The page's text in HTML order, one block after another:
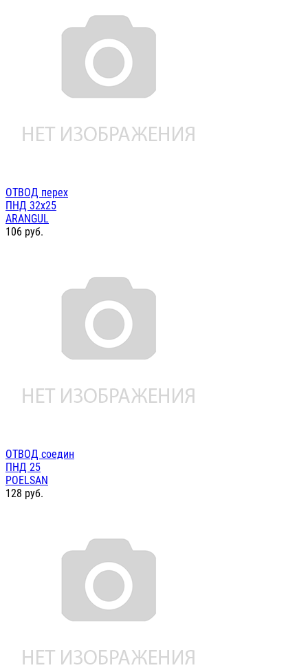
ОТВОД перех
ПНД 32х25
ARANGUL
106 руб.
ОТВОД соедин
ПНД 25
POELSAN
128 руб.